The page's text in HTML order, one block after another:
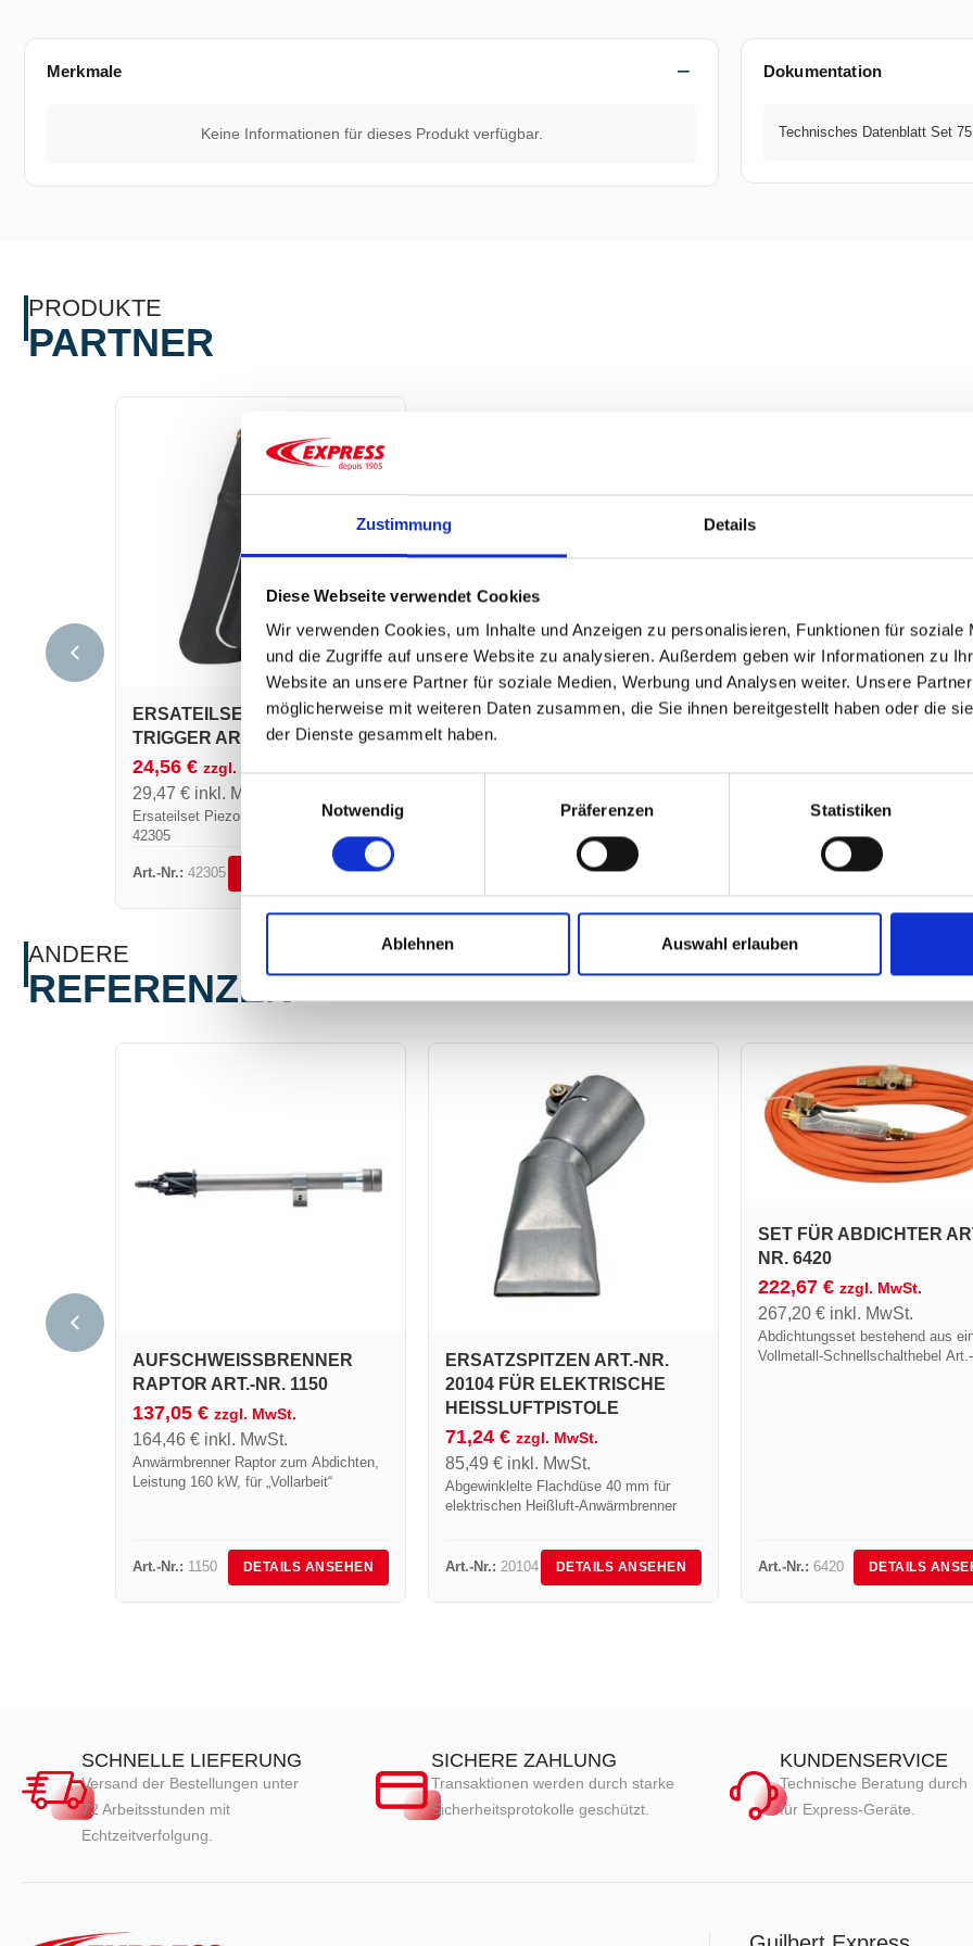
Zustimmung Details
Diese Webseite verwendet Cookies
Wir verwenden Cookies, um Inhalte und Anzeigen zu personalisieren, Funktionen für soziale
und die Zugriffe auf unsere Website zu analysieren. Außerdem geben wir Informationen zu
Website an unsere Partner für soziale Medien, Werbung und Analysen weiter. Unsere
möglicherweise mit weiteren Daten zusammen, die Sie ihnen bereitgestellt haben oder die
der Dienste gesammelt haben.
Einwilligungsauswahl
Notwendig
Präferenzen Statistiken
Ablehnen Auswahl erlauben
Merkmale
Keine Informationen für dieses Produkt verfügbar.
Dokumentation
Technisches Datenblatt Set
PRODUKTE
PARTNER
ERSATEILSET PIEZO +
TRIGGER ART.-NR. 42305
24,56 € zzgl. MwSt.
29,47 € inkl. MwSt.
Ersateilset Piezo + trigger Art.-NR.
42305
Art.-Nr.: 42305 DETAILS ANSEHEN
ANDERE
REFERENZEN
AUFSCHWEISSBRENNER R
APTOR ART.-NR. 1150
137,05 € zzgl. MwSt.
164,46 € inkl. MwSt.
Anwärmbrenner Raptor zum Abdichten,
Leistung 160 kW, für „Vollarbeit“
Art.-Nr.: 1150 DETAILS ANSEHEN
ERSATZSPITZEN ART.-NR.
20104 FÜR ELEKTRISCHE
HEISSLUFTPISTOLE
71,24 € zzgl. MwSt.
85,49 € inkl. MwSt.
Abgewinklelte Flachdüse 40 mm für
elektrischen Heißluft-Anwärmbrenner
Art.-Nr.: 20104 DETAILS ANSEHEN
SET FÜR ABDICHTER
NR. 6420
222,67 € zzgl. MwSt.
267,20 € inkl. MwSt.
Abdichtungsset bestehend aus
Vollmetall-Schnellschalthebel
Art.-Nr.: 6420 DETAILS
SCHNELLE LIEFERUNG
Versand der Bestellungen unter
72 Arbeitsstunden mit
Echtzeitverfolgung.
SICHERE ZAHLUNG
Transaktionen werden durch starke
Sicherheitsprotokolle geschützt.
KUNDENSERVICE
Technische Beratung durch
für Express-Geräte.